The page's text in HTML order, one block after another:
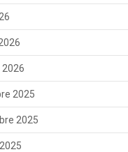
2025
2025